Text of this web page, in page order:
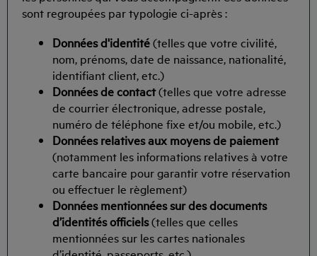
sont regroupées par typologie ci-après :
Données d'identité(telles que votre civilité,
nom, prénoms, date de naissance, nationalité,
identifiant client, etc.)
Données de contact(telles que votre adresse
de courrier électronique, adresse postale,
numéro de téléphone fixe et/ou mobile, etc.)
Données relatives aux moyens de paiement
(notamment les informations relatives à votre
carte bancaire pour garantir votre réservation
ou effectuer le règlement)
Données mentionnées sur des documents
d’identités officiels(telles que celles
mentionnées sur les cartes nationales